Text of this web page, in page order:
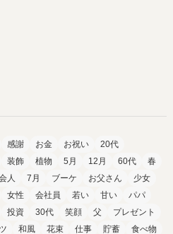
感謝 お金 お祝い
20代
装飾 植物 5月 12月 60代
春
人 7月 ブーケ お父さん
少女
女性 会社員 若い 甘い
パパ
投資 30代 笑顔 父
プレゼント
和風 花束 仕事 貯蓄
食べ物